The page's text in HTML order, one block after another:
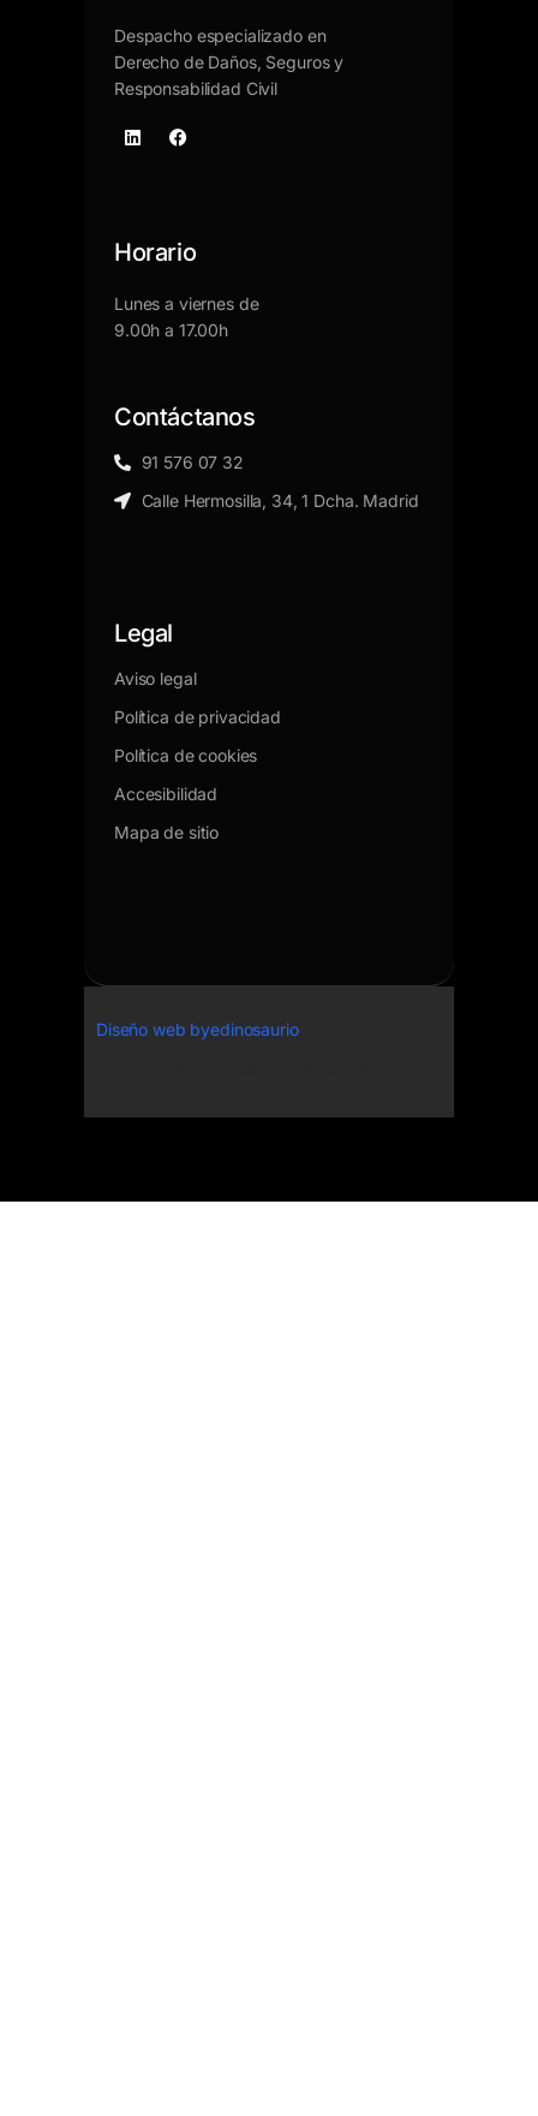
Despacho especializado en
Derecho de Daños, Seguros y
Responsabilidad Civil
Horario
Lunes a viernes de
9.00h a 17.00h
Contáctanos
91 576 07 32
Calle Hermosilla, 34, 1 Dcha. Madrid
Legal
Aviso legal
Política de privacidad
Política de cookies
Accesibilidad
Mapa de sitio
Diseño web byedinosaurio